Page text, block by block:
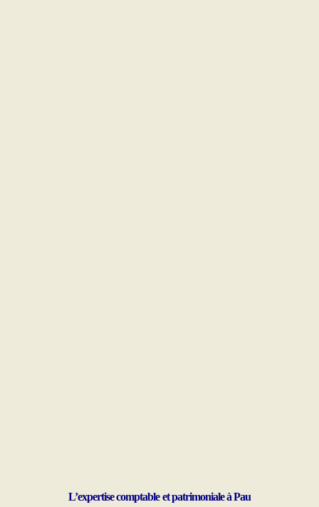
L’expertise comptable et patrimoniale à Pau